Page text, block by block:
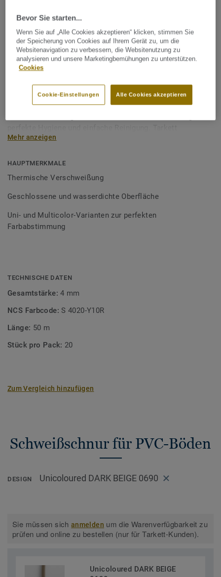
Tarkett Zubehör Komplettsortiment
Schweißschnur für PVC-Böden
- Unicoloured DARK BEIGE
0690
Schweißschnüre werden zur thermischen Verschweißung
zweier PVC-Bahnen verwendet und sorgen für eine
Schweißschnüre sind erhältlich in den Varianten Uni und
Bodenbelagssortiment abgestimmt. Durch die Verwendung
von Kontrastfarben lassen sich auch besondere
Mehr anzeigen
HAUPTMERKMALE
Thermische Verschweißung
Geschlossene und wasserdichte Oberfläche
Uni- und Multicolor-Varianten zur perfekten
Farbabstimmung
TECHNISCHE DATEN
Gesamtstärke:4 mm
NCS Farbcode:S 4020-Y10R
Länge: 50 m
Stück pro Pack: 20
Zum Vergleich hinzufügen
Schweißschnur für PVC-Böden
DESIGN Unicoloured DARK BEIGE 0690
Sie müssen sichanmelden um die Warenverfügbarkeit zu
prüfen und online zu bestellen (nur für Tarkett-Kunden).
Unicoloured DARK BEIGE
Bevor Sie starten...
Wenn Sie auf „Alle Cookies akzeptieren“ klicken, stimmen Sie
der Speicherung von Cookies auf Ihrem Gerät zu, um die
Websitenavigation zu verbessern, die Websitenutzung zu
analysieren und unsere Marketingbemühungen zu unterstützen.
Cookies
Alle Cookies akzeptieren
Cookie-Einstellungen